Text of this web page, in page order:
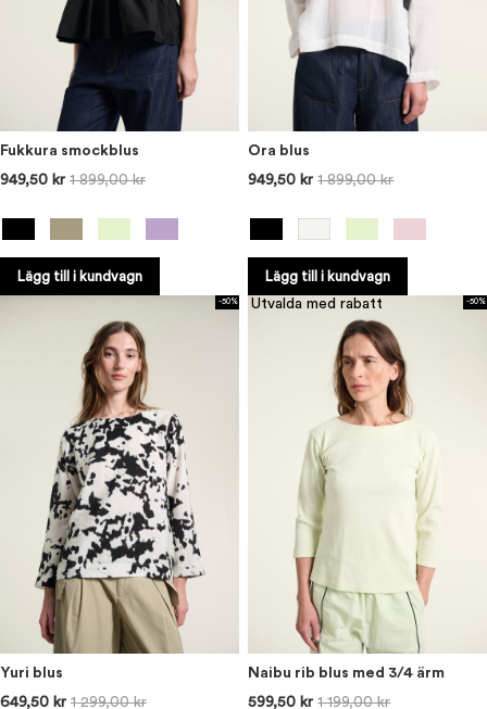
Fukkura smockblus
949,50 kr 1 899,00 kr
Lägg till i kundvagn
Ora blus
949,50 kr 1 899,00 kr
Lägg till i kundvagn
-50%
Yuri blus
649,50 kr 1 299,00 kr
Utvalda med rabatt -50%
Naibu rib blus med 3/4 ärm
599,50 kr 1 199,00 kr